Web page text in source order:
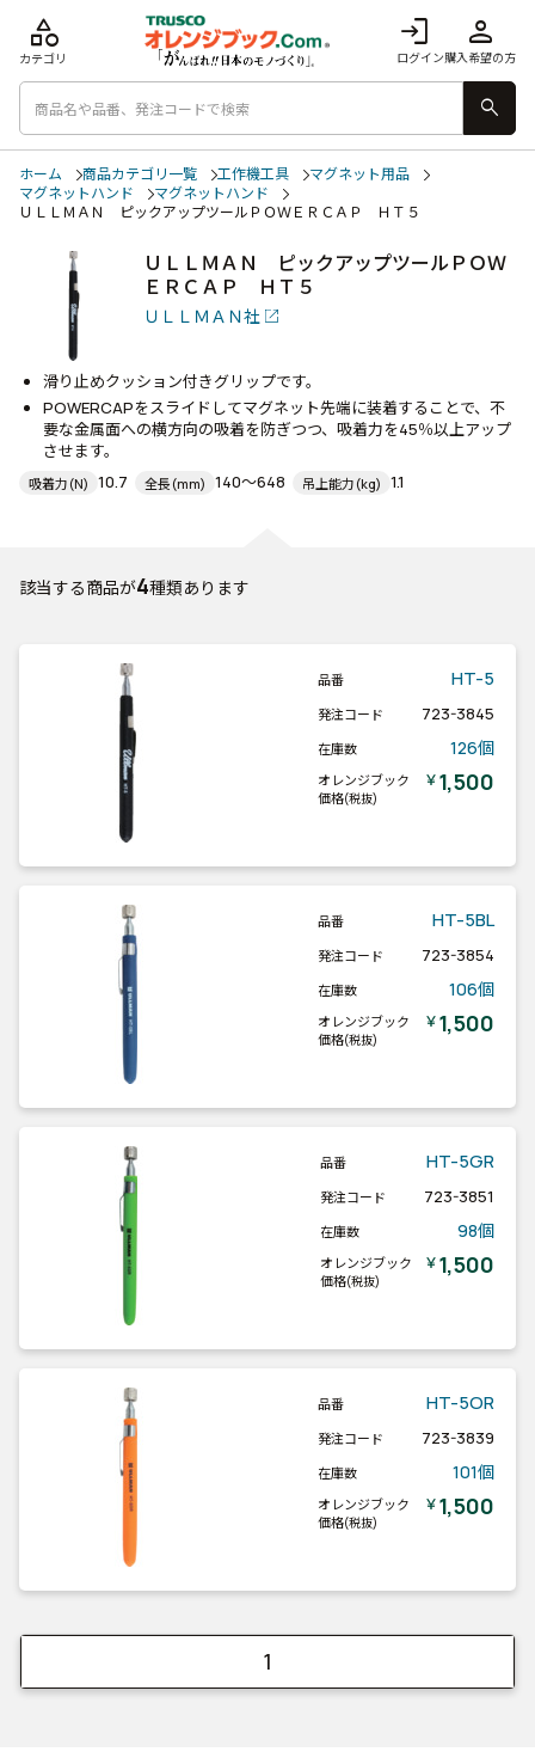
login
ログイン
person
購入希望の方
category
カテゴリ
search
ホーム 商品カテゴリ一覧 工作機工具
マグネット用品
マグネットハンド
マグネットハンド
ＵＬＬＭＡＮ ピックアップツールＰＯＷＥＲＣＡＰ ＨＴ５
ＵＬＬＭＡＮ ピックアップツールＰＯＷ
ＥＲＣＡＰ ＨＴ５
ＵＬＬＭＡＮ社
滑り止めクッション付きグリップです。
POWERCAPをスライドしてマグネット先端に装着することで、不
要な金属面への横方向の吸着を防ぎつつ、吸着力を45％以上アップ
させます。
吸着力(N) 10.7 全長(mm) 140～648 吊上能力(kg) 1.1
該当する商品が4種類あります
品番 HT-5
発注コード 723-3845
在庫数 126個
オレンジブック
価格(税抜)
￥1,500
品番 HT-5BL
発注コード 723-3854
在庫数 106個
オレンジブック
価格(税抜)
￥1,500
品番 HT-5GR
発注コード 723-3851
在庫数 98個
オレンジブック
価格(税抜)
￥1,500
品番 HT-5OR
発注コード 723-3839
在庫数 101個
オレンジブック
価格(税抜)
￥1,500
1